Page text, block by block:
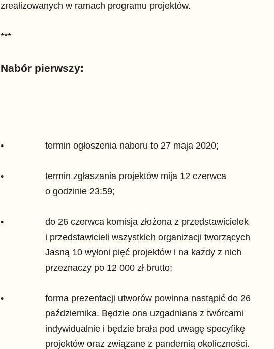
zrealizowanych w ramach programu projektów.
***
Nabór pierwszy:
termin ogłoszenia naboru to 27 maja 2020;
termin zgłaszania projektów mija 12 czerwca
o godzinie 23:59;
do 26 czerwca komisja złożona z przedstawicielek
i przedstawicieli wszystkich organizacji tworzących
Jasną 10 wyłoni pięć projektów i na każdy z nich
przeznaczy po 12 000 zł brutto;
forma prezentacji utworów powinna nastąpić do 26
października. Będzie ona uzgadniana z twórcami
indywidualnie i będzie brała pod uwagę specyfikę
projektów oraz związane z pandemią okoliczności.